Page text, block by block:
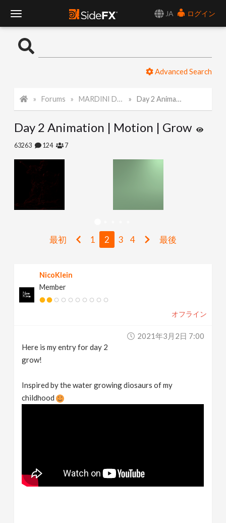
JA
ログイン
o
l
a
Advanced Search
Forums MARDINI Daily Challenge 2021 Day 2 Animation | Motion | Grow
Day 2 Animation | Motion | Grow
63263 124 7
最初 1 2 3 4 最後
NicoKlein
Member
オフライン
2021年3月2日 7:00
Here is my entry for day 2
grow!
Inspired by the water growing diosaurs of my
childhood